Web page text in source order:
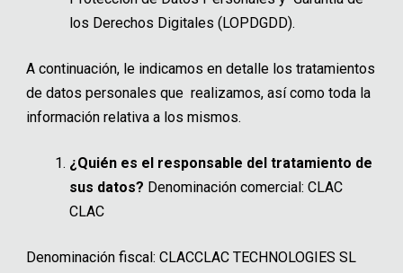
los Derechos Digitales (LOPDGDD).
A continuación, le indicamos en detalle los tratamientos
de datos personales que realizamos, así como toda la
información relativa a los mismos.
¿Quién es el responsable del tratamiento de
sus datos? Denominación comercial: CLAC
CLAC
Denominación fiscal: CLACCLAC TECHNOLOGIES SL